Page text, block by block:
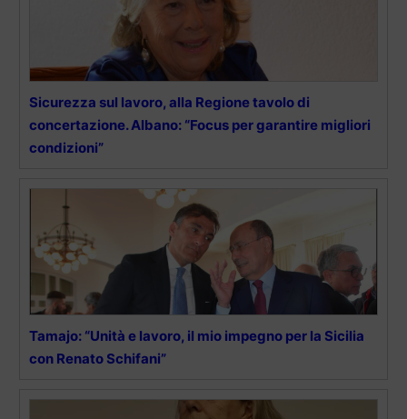
Sicurezza sul lavoro, alla Regione tavolo di
concertazione. Albano: “Focus per garantire migliori
condizioni”
Tamajo: “Unità e lavoro, il mio impegno per la Sicilia
con Renato Schifani”